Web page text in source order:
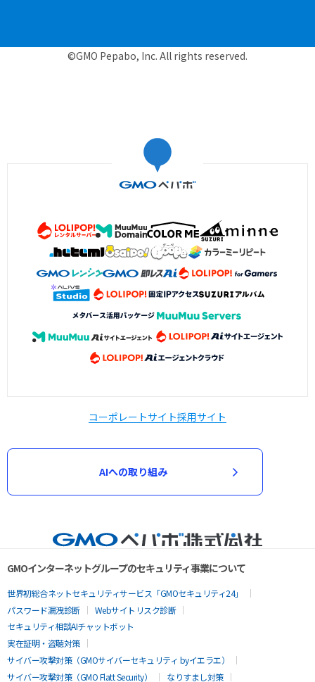
©GMO Pepabo, Inc. All rights reserved.
コーポレートサイト採用サイト
AIへの取り組み
GMOインターネットグループのセキュリティ事業について
世界初総合ネットセキュリティサービス「GMOセキュリティ24」
パスワード漏洩診断
Webサイトリスク診断
セキュリティ相談AIチャットボット
実在証明・盗聴対策
サイバー攻撃対策（GMOサイバーセキュリティ byイエラエ）
サイバー攻撃対策（GMO Flatt Security）
なりすまし対策